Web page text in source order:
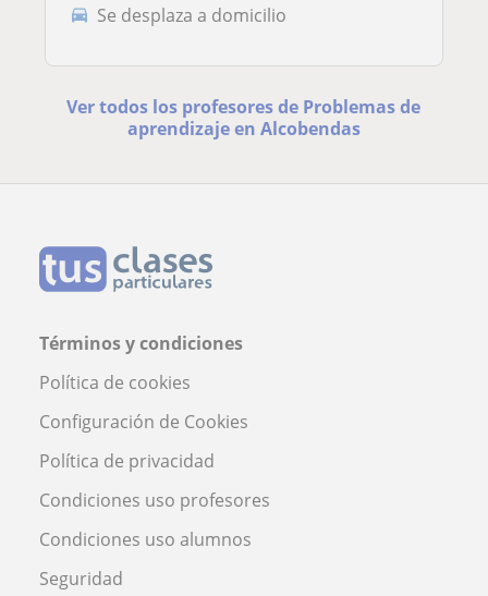
Se desplaza a domicilio
Ver todos los profesores de Problemas de
aprendizaje en Alcobendas
Términos y condiciones
Política de cookies
Configuración de Cookies
Política de privacidad
Condiciones uso profesores
Condiciones uso alumnos
Seguridad